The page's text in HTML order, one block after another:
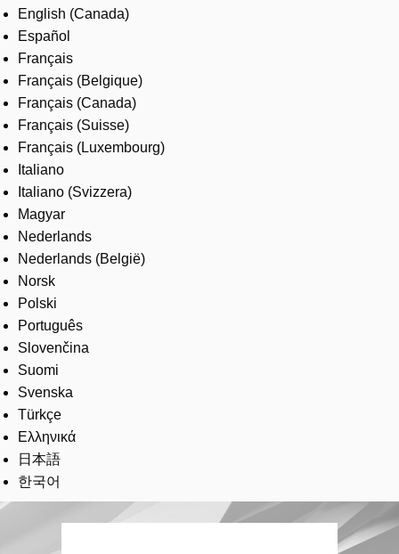
English (Canada)
Español
Français
Français (Belgique)
Français (Canada)
Français (Suisse)
Français (Luxembourg)
Italiano
Italiano (Svizzera)
Magyar
Nederlands
Nederlands (België)
Norsk
Polski
Português
Slovenčina
Suomi
Svenska
Türkçe
Ελληνικά
日本語
한국어